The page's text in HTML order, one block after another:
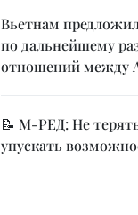
Вьетнам
по дальнейшему
отношений
📝 М-РЕД: Не
упускать